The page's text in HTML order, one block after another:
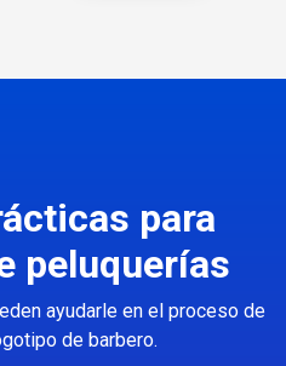
para
peluquerías
ayudarle en el proceso de
de barbero.